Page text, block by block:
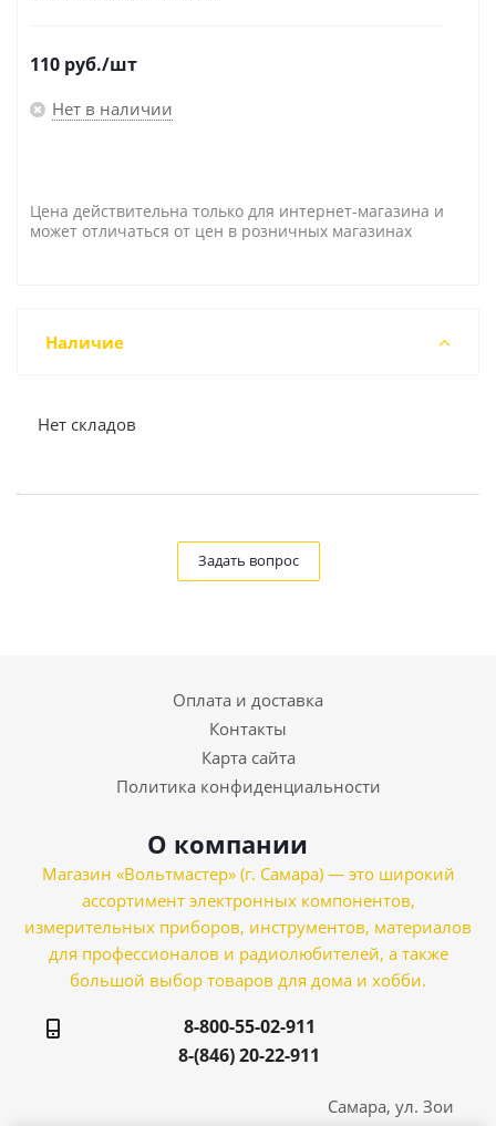
110 руб./шт
Нет в наличии
Цена действительна только для интернет-магазина и
может отличаться от цен в розничных магазинах
Наличие
Нет складов
Задать вопрос
Оплата и доставка
Контакты
Карта сайта
Политика конфиденциальности
О компании
Магазин «Вольтмастер» (г. Самара) — это широкий
ассортимент электронных компонентов,
измерительных приборов, инструментов, материалов
для профессионалов и радиолюбителей, а также
большой выбор товаров для дома и хобби.
8-800-55-02-911
8-(846) 20-22-911
Самара, ул. Зои